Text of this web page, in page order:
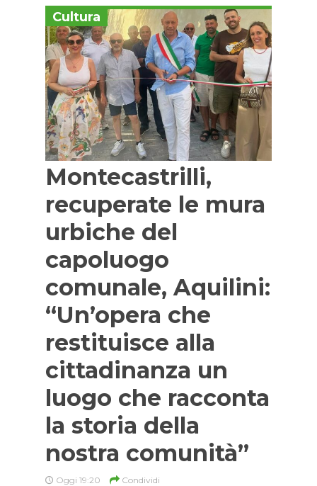
Cultura
Montecastrilli,
recuperate le mura
urbiche del
capoluogo
comunale, Aquilini:
“Un’opera che
restituisce alla
cittadinanza un
luogo che racconta
la storia della
nostra comunità”
Oggi 19:20 Condividi